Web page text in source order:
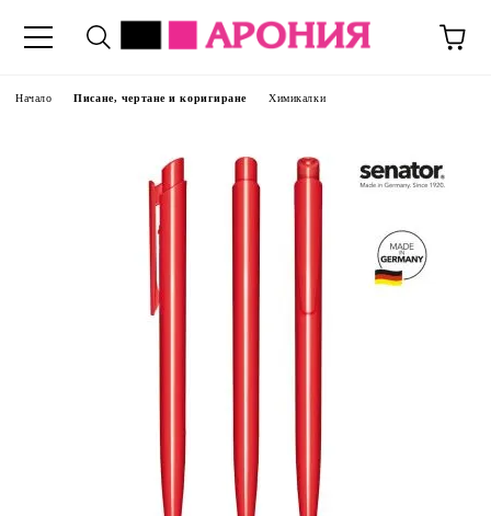
Начало Писане, чертане и коригиране Химикалки